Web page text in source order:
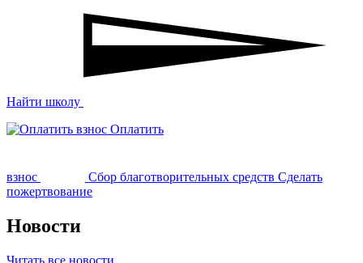
Найти школу
Оплатить
взнос Сбор благотворительных средств Сделать
пожертвование
Новости
Читать все новости